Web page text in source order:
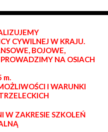
CYWILNEJ W KRAJU.
BOJOWE,
NA OSIACH
m.
I WARUNKI
W ZAKRESIE SZKOLEŃ